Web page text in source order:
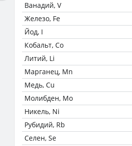
Ванадий, V
Железо, Fe
Йод, I
Кобальт, Co
Литий, Li
Марганец, Mn
Медь, Cu
Молибден, Mo
Никель, Ni
Рубидий, Rb
Селен, Se